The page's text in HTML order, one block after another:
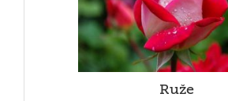
Ruže
Ružu je kraljicom cveća prva
pesnikinja Safo. Pogledajte našu
POGLEDAJ